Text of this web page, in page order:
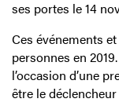
ses portes le 14
Ces événements
personnes en
l’occasion d’une
être le